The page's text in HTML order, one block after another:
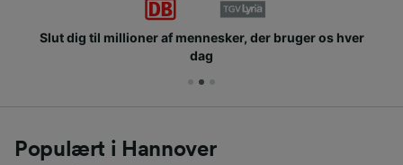
Slut dig til millioner af mennesker, der bruger os hver
dag
Populært i Hannover